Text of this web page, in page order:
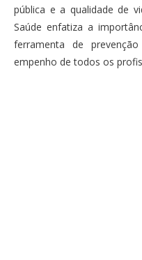
pública e a qualidade de
Saúde enfatiza a
ferramenta de
empenho de todos os